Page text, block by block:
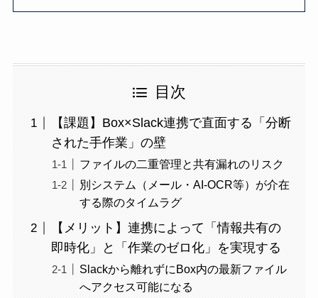
目次
【課題】Box×Slack連携で直面する「分断
された手作業」の壁
ファイルの二重管理と共有漏れのリスク
別システム（メール・AI-OCR等）が介在
する際のタイムラグ
【メリット】連携によって「情報共有の
即時化」と「作業のゼロ化」を実現する
Slackから離れずにBox内の最新ファイル
へアクセス可能になる